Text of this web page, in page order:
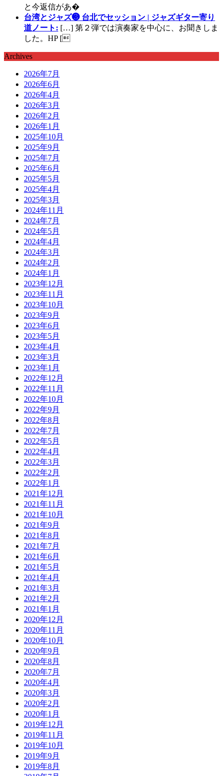
と今返信があ�
台湾とジャズ❸ 台北でセッション | ジャズギター寄り
道ノート: […] 第２弾では演奏家を中心に、お聞きしま
した。HP [
Archives
2026年7月
2026年6月
2026年4月
2026年3月
2026年2月
2026年1月
2025年10月
2025年9月
2025年7月
2025年6月
2025年5月
2025年4月
2025年3月
2024年11月
2024年7月
2024年5月
2024年4月
2024年3月
2024年2月
2024年1月
2023年12月
2023年11月
2023年10月
2023年9月
2023年6月
2023年5月
2023年4月
2023年3月
2023年1月
2022年12月
2022年11月
2022年10月
2022年9月
2022年8月
2022年7月
2022年5月
2022年4月
2022年3月
2022年2月
2022年1月
2021年12月
2021年11月
2021年10月
2021年9月
2021年8月
2021年7月
2021年6月
2021年5月
2021年4月
2021年3月
2021年2月
2021年1月
2020年12月
2020年11月
2020年10月
2020年9月
2020年8月
2020年7月
2020年4月
2020年3月
2020年2月
2020年1月
2019年12月
2019年11月
2019年10月
2019年9月
2019年8月